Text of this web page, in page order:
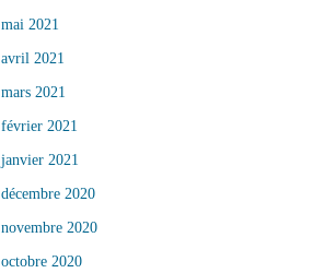
mai 2021
avril 2021
mars 2021
février 2021
janvier 2021
décembre 2020
novembre 2020
octobre 2020